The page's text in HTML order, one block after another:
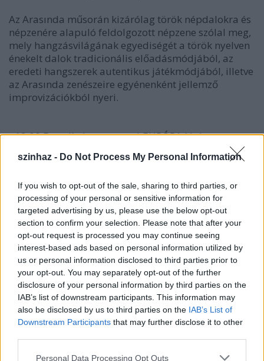
szinhaz - Do Not Process My Personal Information
If you wish to opt-out of the sale, sharing to third parties, or
processing of your personal or sensitive information for
targeted advertising by us, please use the below opt-out
section to confirm your selection. Please note that after your
opt-out request is processed you may continue seeing
interest-based ads based on personal information utilized by
us or personal information disclosed to third parties prior to
your opt-out. You may separately opt-out of the further
disclosure of your personal information by third parties on the
IAB’s list of downstream participants. This information may
also be disclosed by us to third parties on the IAB’s List of
Downstream Participants that may further disclose it to other
Please note that this website/app uses one or more Google
Personal Data Processing Opt Outs
Az Arasında műsorán kizárólag török népdalokra és
népzenére alapuló feldolgozott népzene szólal meg,
mely hangzásvilágának egyediségét a török nyelven
énekelt dalok tradicionális előadásmódjából, az
eredeti hangszerek autentikus játékmódjából, illetve
az Arasında zenészeire egyénenként jellemző
improvizációkból nyeri.
- 18.00 Bran (ír, breton zene) EURÓPA klub
A Bran együttes 1993 óta a magyarországi ír zenei
élet egyik legfontosabb résztvevője, rangos zenei
zenekar legfőbb erénye, hogy az általuk játszott
dallamokat írországi gyűjtések alapján válogatják
össze, s így a hagyományos ír zenét teljes
sokszínűségében képesek bemutatni:
repertoárjukon megtalálhatók a vidám
kocsmadalok mellett a balladisztikus hangulatú ír
és angol nyelvű énekek, a régi hárfás hagyomány
dallamai és virtuóz hangszeres játékot igénylő, friss
tempójú tánczenék is.
- 19.00 The Complete Works of W. Shakespeare
színházterem
(angol nyelvű ea.)